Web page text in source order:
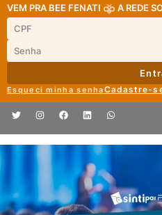
VEM PRA BEE FENATI A REDE
Esqueci minha senhaCadastre-